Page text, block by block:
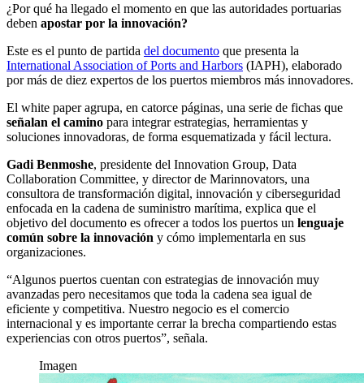
¿Por qué ha llegado el momento en que las autoridades portuarias
deben apostar por la innovación?
Este es el punto de partida del documento que presenta la
International Association of Ports and Harbors (IAPH), elaborado
por más de diez expertos de los puertos miembros más innovadores.
El white paperagrupa, en catorce páginas, una serie de fichas que
señalan el camino para integrar estrategias, herramientas y
soluciones innovadoras, de forma esquematizada y fácil lectura.
Gadi Benmoshe, presidente del Innovation Group, Data
Collaboration Committee, y director de Marinnovators, una
consultora de transformación digital, innovación y ciberseguridad
enfocada en la cadena de suministro marítima, explica que el
objetivo del documento es ofrecer a todos los puertos un lenguaje
común sobre la innovación y cómo implementarla en sus
organizaciones.
“Algunos puertos cuentan con estrategias de innovación muy
avanzadas pero necesitamos que toda la cadena sea igual de
eficiente y competitiva. Nuestro negocio es el comercio
internacional y es importante cerrar la brecha compartiendo estas
experiencias con otros puertos”, señala.
Imagen